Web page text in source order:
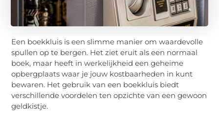
Een boekkluis is een slimme manier om waardevolle
spullen op te bergen. Het ziet eruit als een normaal
boek, maar heeft in werkelijkheid een geheime
opbergplaats waar je jouw kostbaarheden in kunt
bewaren. Het gebruik van een boekkluis biedt
verschillende voordelen ten opzichte van een gewoon
geldkistje.